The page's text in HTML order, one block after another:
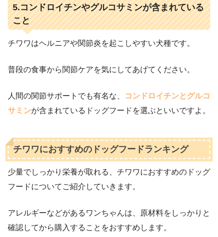
5.コンドロイチンやグルコサミンが含まれている
こと
チワワはヘルニアや関節炎を起こしやすい犬種です。
普段の食事から関節ケアを気にしてあげてください。
人間の関節サポートでも有名な、
コンドロイチンとグルコ
サミンが含まれているドッグフードを選ぶといいですよ。
チワワにおすすめのドッグフードランキング
少量でしっかり栄養が取れる、チワワにおすすめのドッグ
フードについてご紹介していきます。
アレルギーなどがあるワンちゃんは、原材料をしっかりと
確認してから購入することをおすすめします。